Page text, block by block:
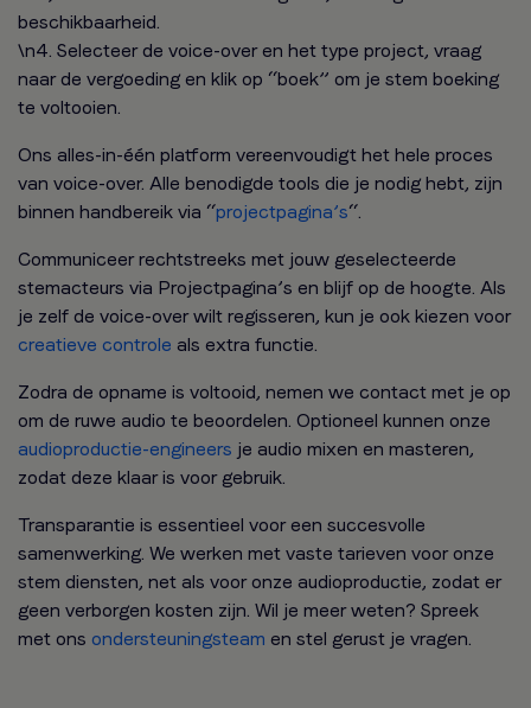
beschikbaarheid.
\n4. Selecteer de voice-over en het type project, vraag
naar de vergoeding en klik op “boek” om je stem boeking
te voltooien.
Ons alles-in-één platform vereenvoudigt het hele proces
van voice-over. Alle benodigde tools die je nodig hebt, zijn
binnen handbereik via “projectpagina’s“.
Communiceer rechtstreeks met jouw geselecteerde
stemacteurs via Projectpagina’s en blijf op de hoogte. Als
je zelf de voice-over wilt regisseren, kun je ook kiezen voor
creatieve controle als extra functie.
Zodra de opname is voltooid, nemen we contact met je op
om de ruwe audio te beoordelen. Optioneel kunnen onze
audioproductie-engineers je audio mixen en masteren,
zodat deze klaar is voor gebruik.
Transparantie is essentieel voor een succesvolle
samenwerking. We werken met vaste tarieven voor onze
stem diensten, net als voor onze audioproductie, zodat er
geen verborgen kosten zijn. Wil je meer weten? Spreek
met ons ondersteuningsteam en stel gerust je vragen.